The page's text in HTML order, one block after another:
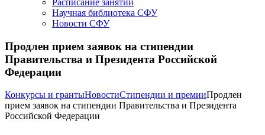
Научная библиотека СФУ
Новости СФУ
Продлен прием заявок на стипендии
Правительства и Президента Российской
Федерации
Конкурсы и грантыНовостиСтипендии и премииПродлен
прием заявок на стипендии Правительства и Президента
Российской Федерации